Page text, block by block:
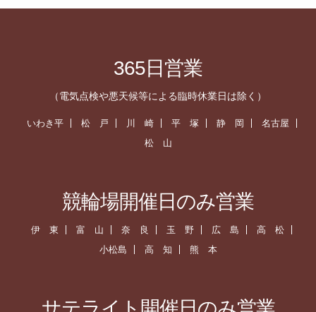
365日営業
（電気点検や悪天候等による臨時休業日は除く）
いわき平 松 戸 川 崎 平 塚 静 岡
名古屋
松 山
競輪場開催日のみ営業
伊 東 富 山 奈 良 玉 野 広 島
高 松
小松島
高 知 熊 本